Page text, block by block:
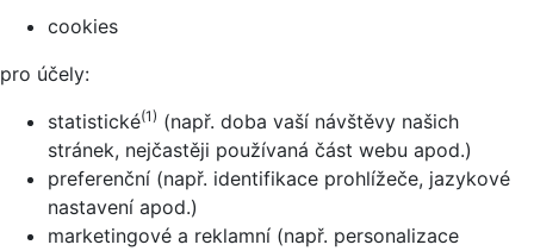
cookies
pro účely:
statistické(1) (např. doba vaší návštěvy našich
stránek, nejčastěji používaná část webu apod.)
preferenční (např. identifikace prohlížeče, jazykové
nastavení apod.)
marketingové a reklamní (např. personalizace